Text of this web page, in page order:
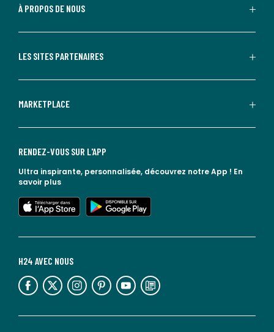
À PROPOS DE NOUS
LES SITES PARTENAIRES
MARKETPLACE
H24 AVEC NOUS
lien vers l'espace réseaux sociaux lien vers l'espace réseaux sociaux lien vers l'espace réseaux sociaux lien vers l'espace réseaux sociaux lien vers l'espace réseaux sociaux lien vers le blog la redoute
RENDEZ-VOUS SUR L'APP
Ultra inspirante, personnalisée, découvrez notre App ! En
savoir plus
lien vers l'app store
lien vers google play